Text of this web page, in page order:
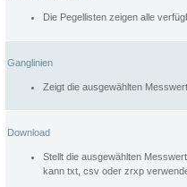
Die Pegellisten zeigen alle
Ganglinien
Zeigt die ausgewählten
Download
Stellt die ausgewählten
kann txt, csv oder zrxp